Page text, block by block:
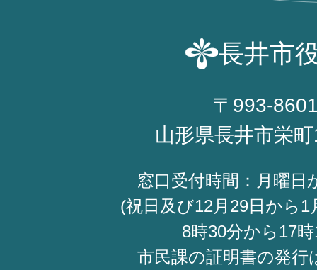
長井市
〒993-
山形県長井市栄
窓口受付時間：月曜日
(祝日及び12月29日から1
8時30分から17
市民課の証明書の発行